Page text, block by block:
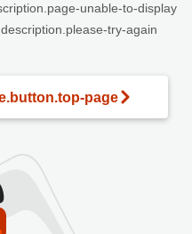
unable-to-display
try-again
page